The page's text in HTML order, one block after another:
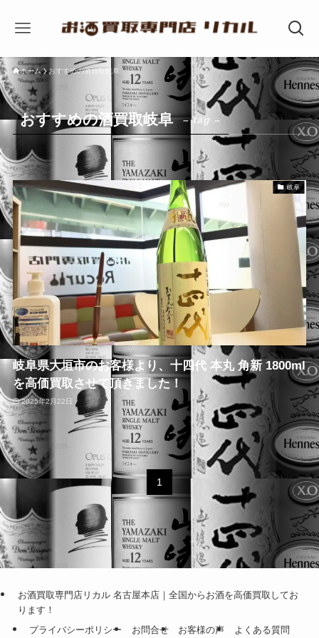
ホーム おすすめの酒買取岐阜
おすすめの酒買取岐阜 – tag –
岐阜
岐阜県大垣市のお客様より、十四代 本丸 角新 1800ml
を高価買取させて頂きました！
2025年2月22日
1
お酒買取専門店リカル 名古屋本店｜全国からお酒を高価買取してお
ります！
プライバシーポリシー
お問合せ お客様の声 よくある質問